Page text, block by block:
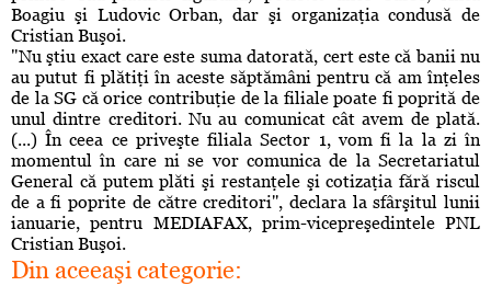
Boagiu şi Ludovic Orban, dar şi organizaţia condusă de
Cristian Buşoi.
"Nu ştiu exact care este suma datorată, cert este că banii nu
au putut fi plătiţi în aceste săptămâni pentru că am înţeles
de la SG că orice contribuţie de la filiale poate fi poprită de
unul dintre creditori. Nu au comunicat cât avem de plată.
(...) În ceea ce priveşte filiala Sector 1, vom fi la la zi în
momentul în care ni se vor comunica de la Secretariatul
General că putem plăti şi restanţele şi cotizaţia fără riscul
de a fi poprite de către creditori'', declara la sfârşitul lunii
ianuarie, pentru MEDIAFAX, prim-vicepreşedintele PNL
Cristian Buşoi.
Din aceeaşi categorie: